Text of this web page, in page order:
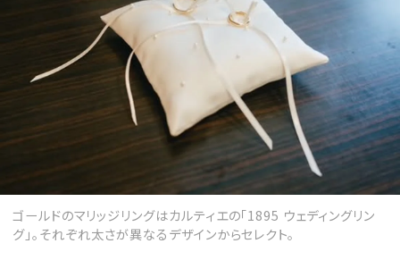
ゴールドのマリッジリングはカルティエの「1895 ウェディングリン
グ」。それぞれ太さが異なるデザインからセレクト。